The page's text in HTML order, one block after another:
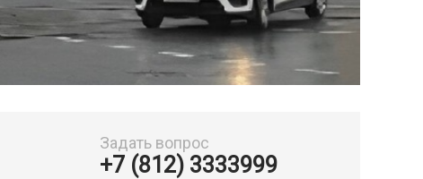
Задать вопрос
+7 (812) 3333999